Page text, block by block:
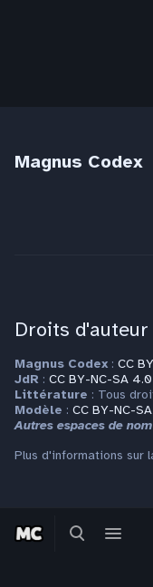
BasculerBasculer
le
Magnus Codex
Droits d'auteur
Magnus Codex : CC
JdR : CC BY-NC-SA 4.0
Littérature : Tous
Modèle : CC BY-NC-
Autres espaces de nom
Plus d'informations sur